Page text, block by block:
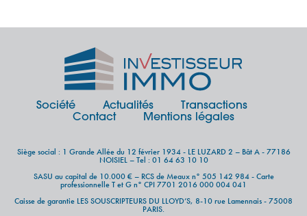
Société Actualités
Transactions
Contact
Mentions légales
Siège social : 1 Grande Allée du 12 février 1934 - LE LUZARD 2 – Bât A - 77186
NOISIEL – Tel : 01 64 63 10 10
SASU au capital de 10.000 € – RCS de Meaux n° 505 142 984 - Carte
professionnelle T et G n° CPI 7701 2016 000 004 041
Caisse de garantie LES SOUSCRIPTEURS DU LLOYD’S, 8-10 rue Lamennais - 75008
PARIS.